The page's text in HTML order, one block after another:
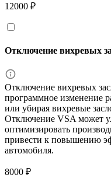
12000 ₽
Отключение вихревых
Отключение вихревых
программное изменение
или убирая вихревые
Отключение VSA может
оптимизировать
привести к повышению
автомобиля.
8000 ₽